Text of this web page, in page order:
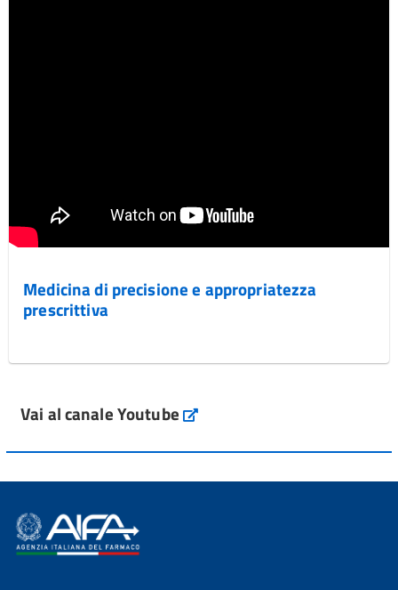
Medicina di precisione e appropriatezza
prescrittiva
Vai al canale Youtube